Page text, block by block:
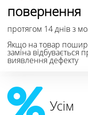
повернення
протягом 14 днів з
Якщо на товар
заміна відбувається
виявлення дефекту
Усім